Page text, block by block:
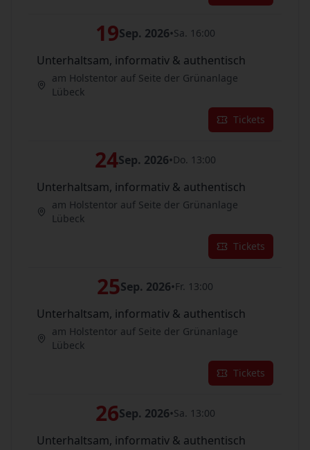
19Sep. 2026•Sa. 16:00
Unterhaltsam, informativ & authentisch
am Holstentor auf Seite der Grünanlage
Lübeck
Tickets
24Sep. 2026•Do. 13:00
Unterhaltsam, informativ & authentisch
am Holstentor auf Seite der Grünanlage
Lübeck
Tickets
25Sep. 2026•Fr. 13:00
Unterhaltsam, informativ & authentisch
am Holstentor auf Seite der Grünanlage
Lübeck
Tickets
26Sep. 2026•Sa. 13:00
Unterhaltsam, informativ & authentisch